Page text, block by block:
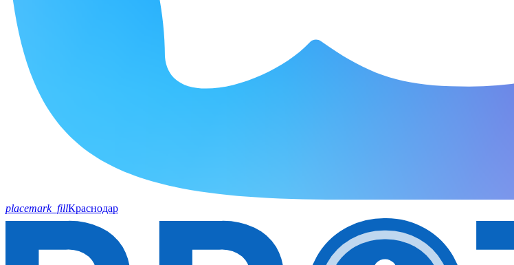
placemark_fillКраснодар